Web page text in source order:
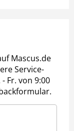
Mascus.de
Service-
Fr. von 9:00